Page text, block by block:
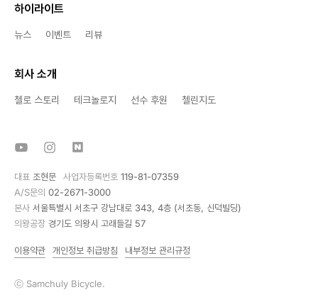
하이라이트
뉴스 이벤트 리뷰
회사 소개
첼로 스토리 테크놀로지 선수 후원 첼린지도
대표 조현문 사업자등록번호 119-81-07359
A/S문의 02-2671-3000
본사 서울특별시 서초구 강남대로 343, 4층 (서초동, 신덕빌딩)
의왕공장 경기도 의왕시 고래들길 57
이용약관 개인정보 취급방침 내부정보 관리규정
ⓒ Samchuly Bicycle.